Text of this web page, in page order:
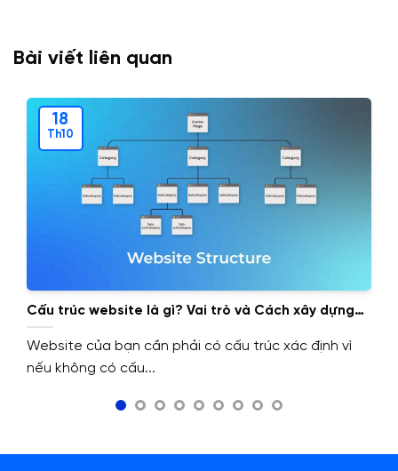
Bài viết liên quan
Cấu trúc website là gì? Vai trò và Cách xây dựng
cấu trúc website.
Website của bạn cần phải có cấu trúc xác định vì
nếu không có cấu...
18
Th10